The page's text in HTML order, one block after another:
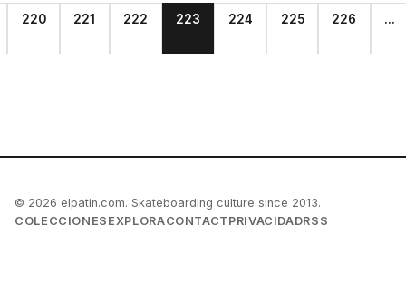
220 221 222 223 224 225 226 ...
© 2026 elpatin.com. Skateboarding culture since 2013.
COLECCIONES EXPLORACONTACT PRIVACIDADRSS